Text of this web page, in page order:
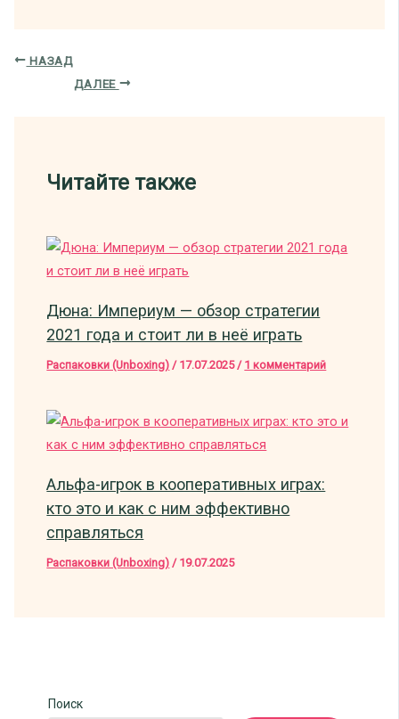
НАЗАД
ДАЛЕЕ
Читайте также
Дюна: Империум — обзор стратегии
2021 года и стоит ли в неё играть
Распаковки (Unboxing) / 17.07.2025/ 1 комментарий
Альфа-игрок в кооперативных играх:
кто это и как с ним эффективно
справляться
Распаковки (Unboxing) / 19.07.2025
Поиск